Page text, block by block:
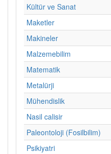
Kültür ve Sanat
Maketler
Makineler
Malzemebilim
Matematik
Metalürji
Mühendislik
Nasil calisir
Paleontoloji (Fosilbilim)
Psikiyatri